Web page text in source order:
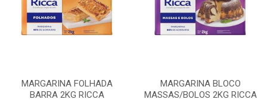
MARGARINA FOLHADA
BARRA 2KG RICCA
MARGARINA BLOCO
MASSAS/BOLOS 2KG RICCA